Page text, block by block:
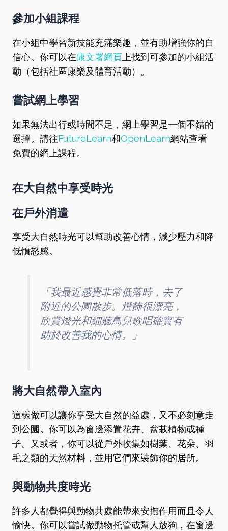
參加小組課程
在小組中學習新技能充滿樂趣，並有助增強你的自
信心。你可以在康文署網頁 上找到可參加的小組活
動（包括社區康樂及體育活動）。
嘗試網上學習
如果無法出行或時間不足，網上學習是一個不錯的
選擇。請往FutureLearn和OpenLearn網站查看
免費的網上課程。
在大自然中享受時光
在戶外消遣
享受大自然時光可以幫助改善心情，減少壓力和降
低憤怒感。
「我最近感覺非常低落時，去了
附近的公園散步。燈飾很漂亮，
欣賞燈光和細聽鳥兒歌唱確實有
助於改善我的心情。」
將大自然帶入室內
這樣做可以讓你享受大自然的益處，又不必刻意走
到公園。你可以為窗邊添置花卉、盆栽植物或種
子。又或者，你可以從戶外收集如樹葉、花朵、羽
毛之類的天然材料，並用它們來裝飾你的居所。
與動物共度時光
許多人都覺得與動物共處能帶來安撫作用而且令人
愉快。你可以嘗試做動物托管或幫人放狗，在窗邊